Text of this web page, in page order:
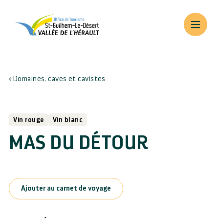
Domaines, caves et cavistes
Vin rouge Vin blanc
MAS DU DÉTOUR
Ajouter au carnet de voyage